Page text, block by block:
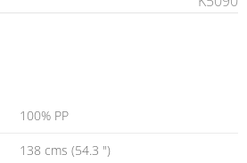
100% PP
138 cms (54.3 ")